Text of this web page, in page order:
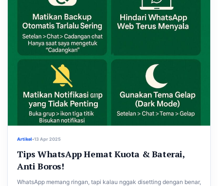
Artikel•13 Apr 2025
Tips WhatsApp Hemat Kuota & Baterai,
Anti Boros!
WhatsApp memang ringan, tapi kalau nggak disetting dengan benar,